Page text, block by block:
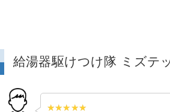
給湯器駆けつけ隊 ミズテ